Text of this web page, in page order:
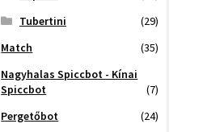
Tubertini
(29)
Match
(35)
Nagyhalas Spiccbot - Kínai
Spiccbot
(7)
Pergetőbot
(24)